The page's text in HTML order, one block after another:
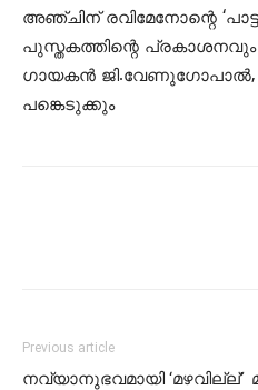
അഞ്ചിന് രവിമേനോന്റെ
പുസ്തകത്തിന്റെ പ്രകാശനവും
ഗായകന്‍ ജി.വേണുഗോപാല്‍,
പങ്കെടുക്കും
Previous article
നവ്യാനുഭവമായി ‘മഴവില്ല്’